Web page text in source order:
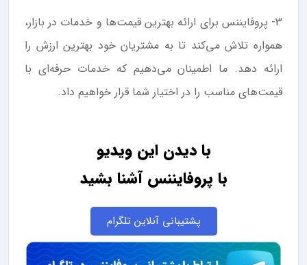
3- پروفایننس برای ارائه بهترین قیمت‌ها و خدمات در بازار،
همواره تلاش می‌کند تا به مشتریان خود بهترین ارزش را
ارائه دهد. ما اطمینان می‌دهیم که خدمات حرفه‌ای با
قیمت‌های مناسب را در اختیار شما قرار خواهیم داد.
با دیدن این ویدیو
با پروفایننس آشنا بشید
پشتیبانی آنلاین تلگرام